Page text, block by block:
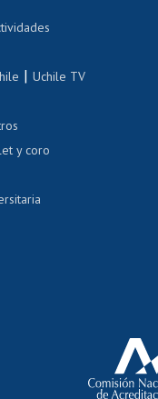
de renta
sexual y violencia
|Uchile TV
y coro